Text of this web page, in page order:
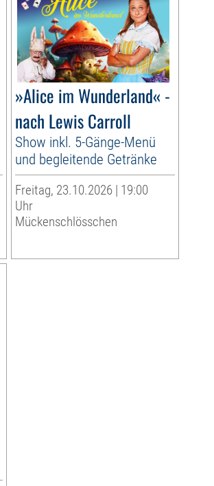
»Alice im Wunderland« -
nach Lewis Carroll
Show inkl. 5-Gänge-Menü
und begleitende Getränke
Freitag, 23.10.2026 | 19:00
Uhr
Mückenschlösschen